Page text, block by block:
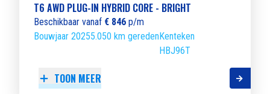
T6 AWD PLUG-IN HYBRID CORE - BRIGHT
Beschikbaar vanaf € 846 p/m
Bouwjaar 20255.050 km geredenKenteken
HBJ96T
TOON MEER